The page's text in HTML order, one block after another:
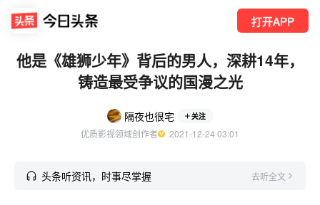
打开APP
他是《雄狮少年》背后的男人，深耕14年，
铸造最受争议的国漫之光
隔夜也很宅 关注
优质影视领域创作者
  2021-12-24 03:01
头条听资讯，时事尽掌握 去听全文